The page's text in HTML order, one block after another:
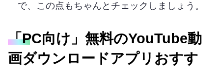
で、この点もちゃんとチェックしましょう。
「PC向け」無料のYouTube動
画ダウンロードアプリおすす